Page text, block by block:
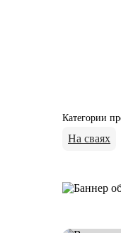
Категории
На сваях